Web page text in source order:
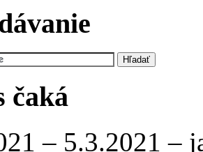
čaká
– 5.3.2021 –